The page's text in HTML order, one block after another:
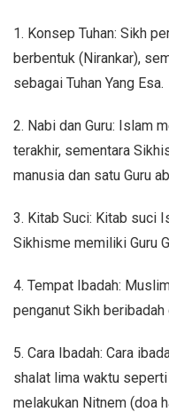
1. Konsep Tuhan: Sikh
berbentuk (Nirankar),
sebagai Tuhan Yang Esa.
2. Nabi dan Guru: Islam
terakhir, sementara
manusia dan satu Guru
3. Kitab Suci: Kitab suci
Sikhisme memiliki Guru
4. Tempat Ibadah:
penganut Sikh beribadah
5. Cara Ibadah: Cara
shalat lima waktu
melakukan Nitnem (doa